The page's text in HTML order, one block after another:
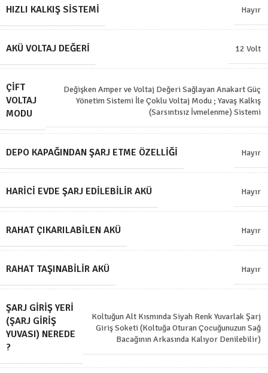
HIZLI KALKIŞ SISTEMI Hayır
AKÜ VOLTAJ DEĞERI 12 Volt
ÇIFT
VOLTAJ
MODU
Değişken Amper ve Voltaj Değeri Sağlayan Anakart Güç
Yönetim Sistemi İle Çoklu Voltaj Modu ; Yavaş Kalkış
(Sarsıntısız İvmelenme) Sistemi
DEPO KAPAĞINDAN ŞARJ ETME ÖZELLIĞI Hayır
HARICI EVDE ŞARJ EDILEBILIR AKÜ Hayır
RAHAT ÇIKARILABILEN AKÜ Hayır
RAHAT TAŞINABILIR AKÜ Hayır
ŞARJ GIRIŞ YERI
(ŞARJ GIRIŞ
YUVASI) NEREDE
?
Koltuğun Alt Kısmında Siyah Renk Yuvarlak Şarj
Giriş Soketi (Koltuğa Oturan Çocuğunuzun Sağ
Bacağının Arkasında Kalıyor Denilebilir)